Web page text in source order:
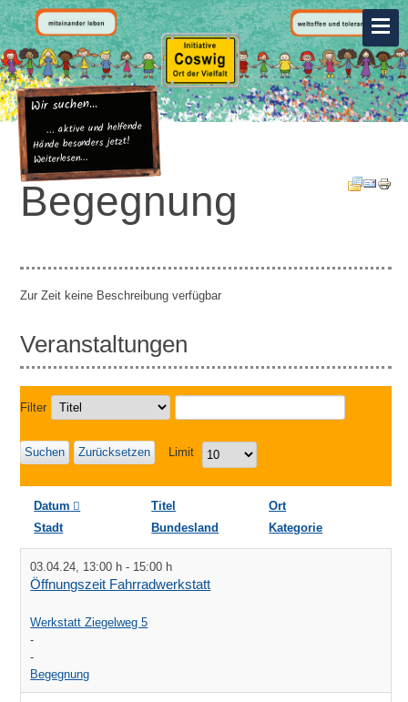
Wir suchen...
... aktive und helfende
Hände besonders jetzt!
Weiterlesen...
Begegnung
Zur Zeit keine Beschreibung verfügbar
Veranstaltungen
Filter
Suchen Zurücksetzen Limit
Datum Titel
Ort
Stadt
Bundesland Kategorie
03.04.24 13:00 h - 15:00 h
Öffnungszeit Fahrradwerkstatt
Werkstatt Ziegelweg 5
-
-
Begegnung